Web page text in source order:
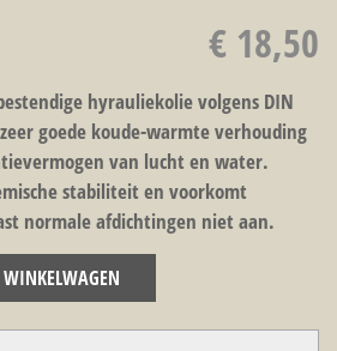
€ 18,50
hyrauliekolie volgens DIN
goede koude-warmte verhouding
van lucht en water.
stabiliteit en voorkomt
normale afdichtingen niet aan.